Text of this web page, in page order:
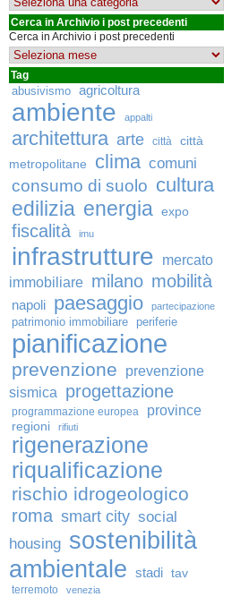
Cerca in Archivio i post precedenti
Cerca in Archivio i post precedenti
Tag
abusivismo agricoltura
ambiente appalti
architettura arte città
città
metropolitane
clima comuni
consumo di suolo cultura
edilizia energia expo
fiscalità imu
infrastrutture
mercato
immobiliare milano mobilità
napoli paesaggio partecipazione
patrimonio immobiliare periferie
pianificazione
prevenzione
prevenzione
sismica
progettazione
programmazione europea province
regioni rifiuti
rigenerazione
riqualificazione
rischio idrogeologico
roma smart city social
housing sostenibilità
ambientale stadi tav
terremoto venezia